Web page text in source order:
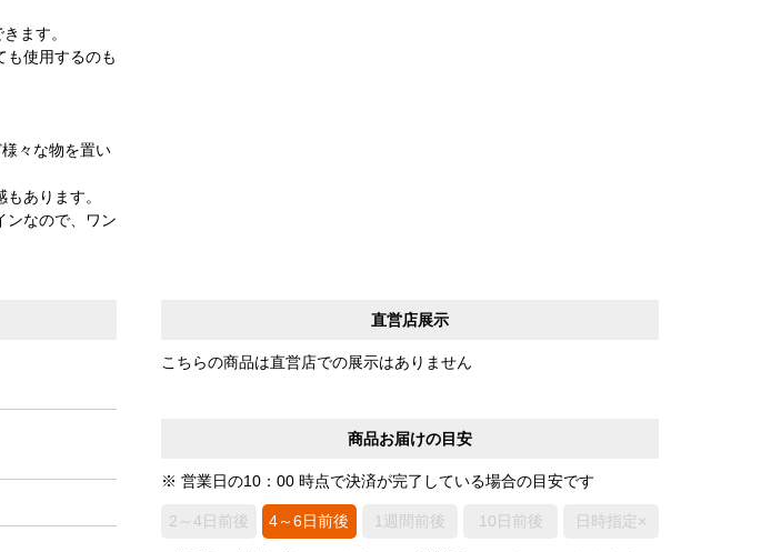
ます。
も使用するのも
々な物を置い
あります。
ンなので、ワン
直営店展示
こちらの商品は直営店での展示はありません
商品お届けの目安
※ 営業日の10：00 時点で決済が完了している場合の目安です
2～4日前後 4～6日前後 1週間前後 10日前後 日時指定×